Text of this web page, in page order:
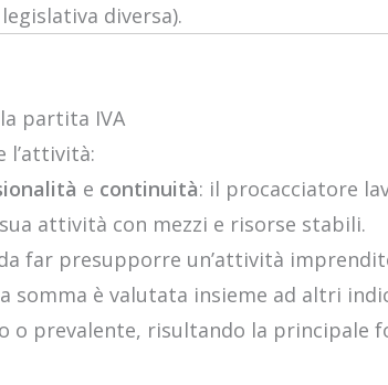
diversa).
partita IVA
l’attività:
e continuità: il procacciatore
attività con mezzi e risorse stabili.
far presupporre un’attività
somma è valutata insieme ad altri
o prevalente, risultando la principale